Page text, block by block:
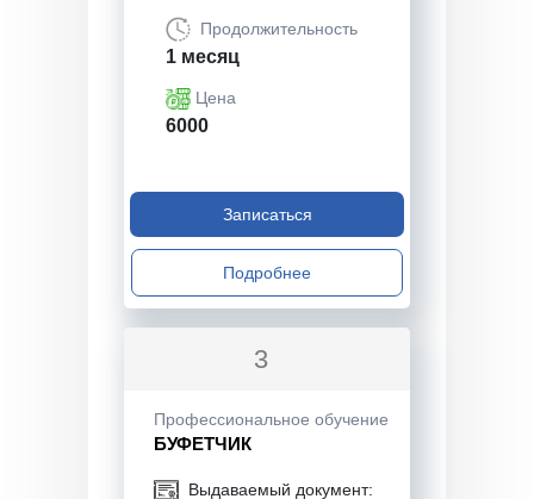
Продолжительность
1 месяц
Цена
6000
Записаться
Подробнее
3
Профессиональное обучение
БУФЕТЧИК
Выдаваемый документ: